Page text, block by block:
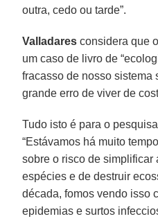
outra, cedo ou tarde”.
Valladares considera que
um caso de livro de
fracasso de nosso sistema
grande erro de viver de
Tudo isto é para o
“Estávamos há muito
sobre o risco de simplificar
espécies e de destruir
década, fomos vendo isso
epidemias e surtos